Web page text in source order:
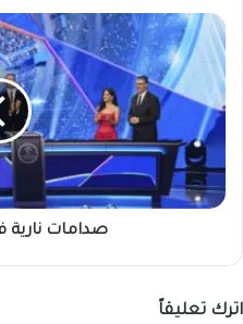
صدامات
نارية
في
دوري
الأبطال
صدامات نارية
اترك تعليقاً